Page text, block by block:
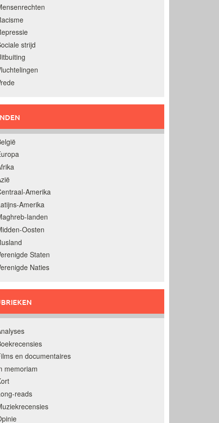
strijd
Amerika
Amerika
landen
Oosten
Staten
Naties
en documentaires
memoriam
reads